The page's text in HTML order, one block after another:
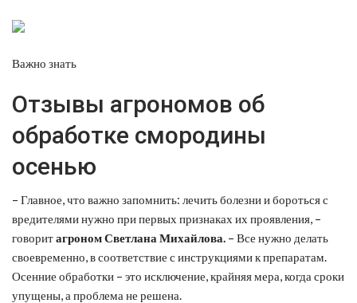
Важно знать
Отзывы агрономов об
обработке смородины
осенью
– Главное, что важно запомнить: лечить болезни и бороться с
вредителями нужно при первых признаках их проявления, –
говоритагроном Светлана Михайлова. – Все нужно делать
своевременно, в соответствие с инструкциями к препаратам.
Осенние обработки – это исключение, крайняя мера, когда сроки
упущены, а проблема не решена.